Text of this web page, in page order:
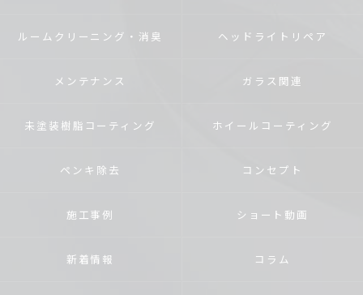
ルームクリーニング・消臭 ヘッドライトリペア
メンテナンス ガラス関連
未塗装樹脂コーティング ホイールコーティング
ペンキ除去 コンセプト
施工事例 ショート動画
新着情報 コラム